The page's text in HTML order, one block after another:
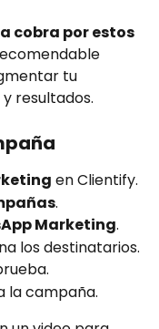
cobra por estos
tu
resultados.
en Clientify.
.
Marketing.
los destinatarios.
la campaña.